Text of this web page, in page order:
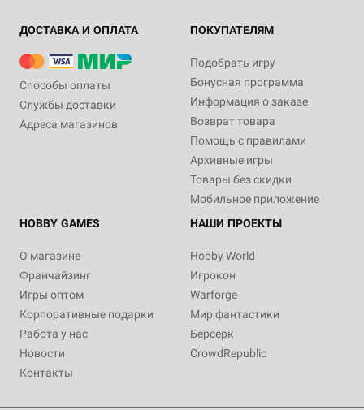
ДОСТАВКА И ОПЛАТА
Способы оплаты
Службы доставки
Адреса магазинов
ПОКУПАТЕЛЯМ
Подобрать игру
Бонусная программа
Информация о заказе
Возврат товара
Помощь с правилами
Архивные игры
Товары без скидки
Мобильное приложение
HOBBY GAMES
О магазине
Франчайзинг
Игры оптом
Корпоративные подарки
Работа у нас
Новости
Контакты
НАШИ ПРОЕКТЫ
Hobby World
Игрокон
Warforge
Мир фантастики
Берсерк
CrowdRepublic